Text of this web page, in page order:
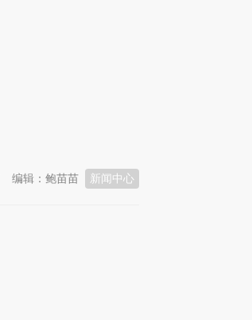
新闻中心
编辑：鲍苗苗